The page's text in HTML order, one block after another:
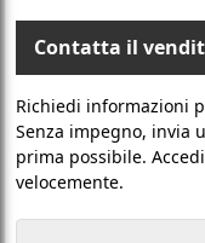
Contatta il
Richiedi informazioni
Senza impegno, invia
prima possibile.
velocemente.